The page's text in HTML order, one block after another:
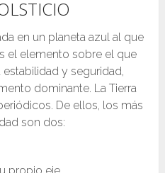
en un planeta azul al que
el elemento sobre el que
y seguridad,
dominante. La Tierra
De ellos, los más
son dos: